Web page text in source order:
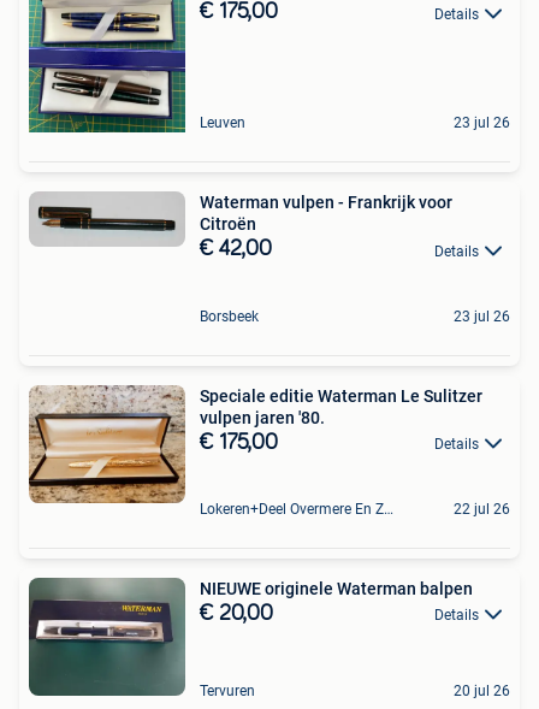
€ 175,00 Details
Leuven 23 jul 26
Waterman vulpen - Frankrijk voor
Citroën
€ 42,00 Details
Borsbeek 23 jul 26
Speciale editie Waterman Le Sulitzer
vulpen jaren '80.
€ 175,00 Details
Lokeren+Deel Overmere En Zele 22 jul 26
NIEUWE originele Waterman balpen
€ 20,00 Details
Tervuren 20 jul 26